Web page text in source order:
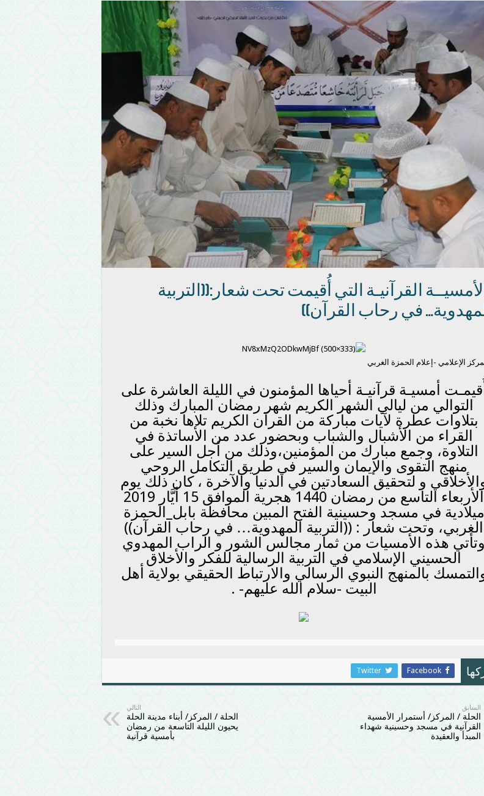
القرآنيـة التي أُقيمت تحت شعار:((التربية
في رحاب القرآن))
الإعلامي -إعلام الحمزة الغربي
أُقيمـت أمسيـة قرآنيـة أحياها المؤمنون في الليلة العاشرة على
التوالي من ليالي الشهر الكريم شهر رمضان المبارك وذلك
بتلاوات عطرة لآيات مباركة من القرآن الكريم تلاها نخبة من
القراء من الأشبال والشباب وبحضور عدد من الأساتذة في
التلاوة، وجمع مبارك من المؤمنين،وذلك من أجل السير على
منهج التقوى والإيمان والسير في طريق التكامل الروحي
و لتحقيق السعادتين في الدنيا والآخرة ، كان ذلك يوم
الأربعاء التاسع من رمضان 1440 هجرية الموافق 15 أيَّار 2019
ميلادية في مسجد وحسينية الفتح المبين محافظة بابل_الحمزة
الغربي، وتحت شعار : ((التربية المهدوية… في رحاب القرآن))
وتأتي هذه الأمسيات من ثمار مجالس الشور و الراب المهدوي
الحسيني الإسلامي في التربية الرسالية للفكر والأخلاق
بالمنهج النبوي الرسالي والارتباط الحقيقي بولاية أهل
البيت -سلام الله عليهم- .
Facebook
Twitter
السابق
الحلة / المركز/ أستمرار الأمسية
القرآنية في مسجد وحسينية شهداء
المبدأ والعقيدة
التالي
الحلة / المركز/ أبناء مدينة الحلة
يحيون الليلة التاسعة من رمضان
بأمسية قرآنية